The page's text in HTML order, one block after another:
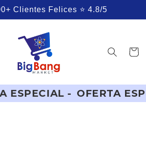
Clientes Felices ⭐ 4.8/5
Carrito
- OFERTA ESPECIAL -